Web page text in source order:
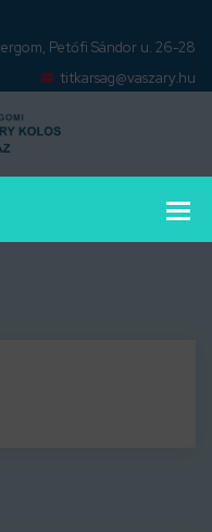
Petőfi Sándor u. 26-28
titkarsag@vaszary.hu